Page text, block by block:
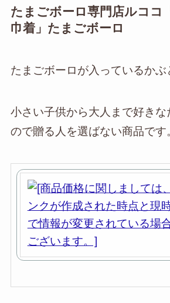
たまごボーロ専門店ルココ
巾着」たまごボーロ
たまごボーロが入っているかぶ
小さい子供から大人まで好きな
ので贈る人を選ばない商品です